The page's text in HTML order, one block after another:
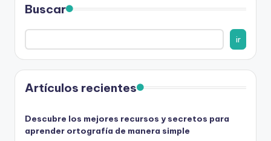
Buscar
ir
Artículos recientes
Descubre los mejores recursos y secretos para
aprender ortografía de manera simple